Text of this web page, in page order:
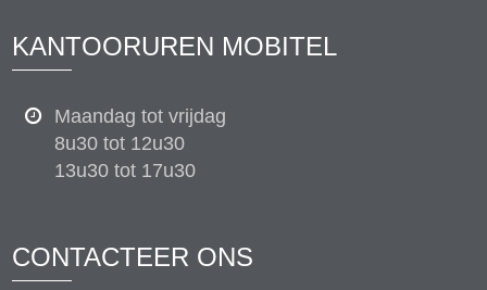
KANTOORUREN MOBITEL
Maandag tot vrijdag
8u30 tot 12u30
13u30 tot 17u30
CONTACTEER ONS